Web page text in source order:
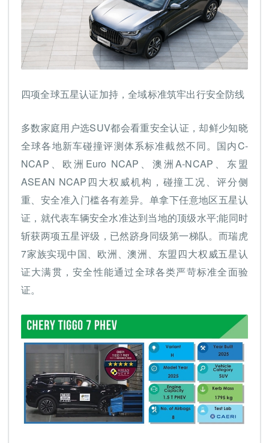
四项全球五星认证加持 ，全域标准筑牢出行安全防线
多数家庭用户选SUV都会看重安全认证，却鲜少知晓
全球各地新车碰撞评测体系标准截然不同。国内C-
NCAP、欧洲Euro NCAP、澳洲A-NCAP、东盟
ASEAN NCAP四大权威机构，碰撞工况、评分侧
重、安全准入门槛各有差异。单拿下任意地区五星认
证，就代表车辆安全水准达到当地的顶级水平;能同时
斩获两项五星评级，已然跻身同级第一梯队。而瑞虎
7家族实现中国、欧洲、澳洲、东盟四大权威五星认
证大满贯，安全性能通过全球各类严苛标准全面验
证。